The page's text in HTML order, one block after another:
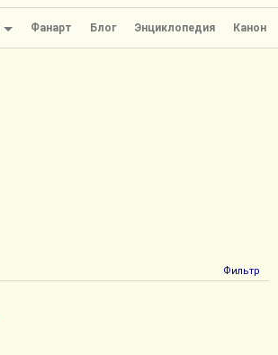
Фанарт Блог Энциклопедия Канон
Фильтр